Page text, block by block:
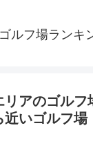
ゴルフ場ランキ
アのゴルフ
近いゴルフ場